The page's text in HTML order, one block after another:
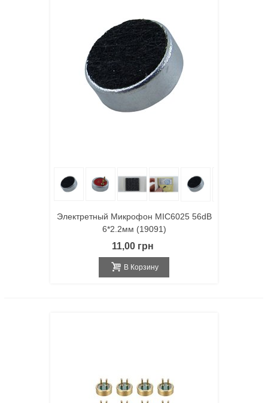
Электретный Микрофон MIC6025 56dB
6*2.2мм (19091)
11,00 грн
В Корзину